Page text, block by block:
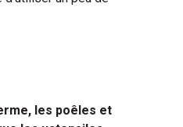
les poêles et